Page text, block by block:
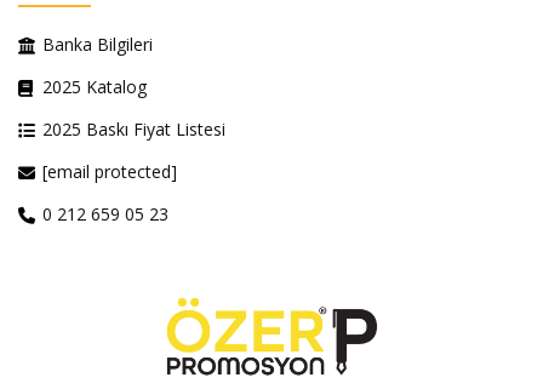
Banka Bilgileri
2025 Katalog
2025 Baskı Fiyat Listesi
[email protected]
0 212 659 05 23